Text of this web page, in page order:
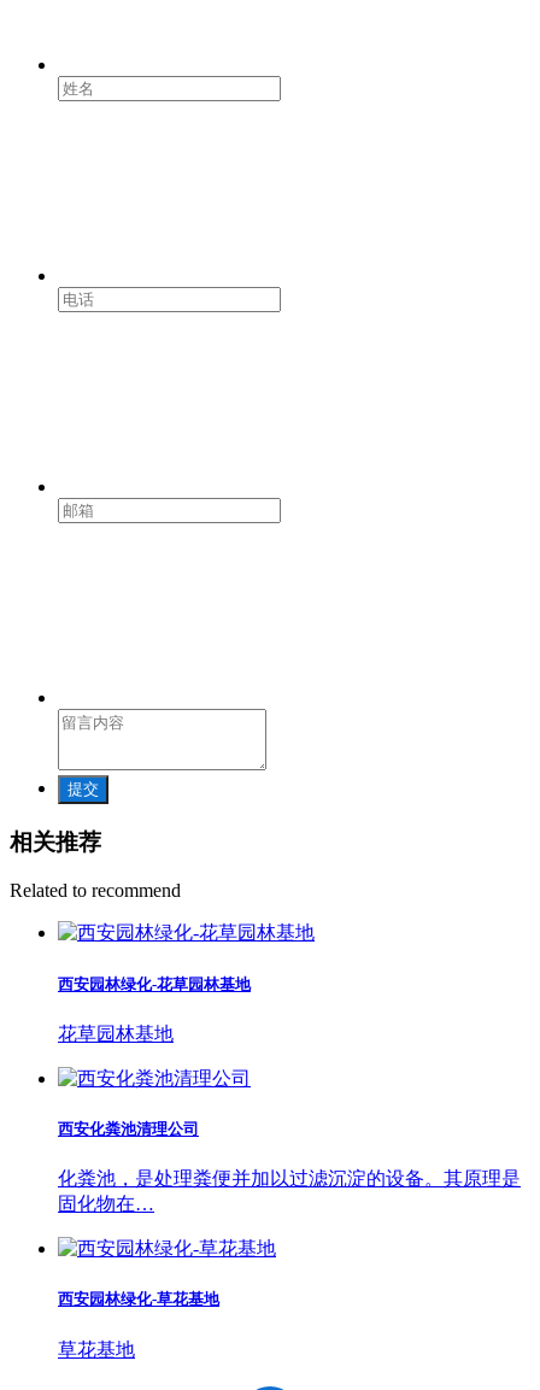
提交
相关推荐
Related to recommend
西安园林绿化-花草园林基地
花草园林基地
西安化粪池清理公司
化粪池，是处理粪便并加以过滤沉淀的设备。其原理是
固化物在…
西安园林绿化-草花基地
草花基地